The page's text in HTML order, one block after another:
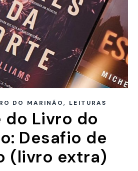
DO MARINÃO, LEITURAS
do Livro do
Desafio de
(livro extra)